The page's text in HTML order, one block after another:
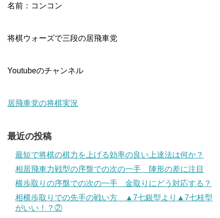
名前：コンコン
将棋ウォーズで三段の居飛車党
Youtubeのチャンネル
居飛車党の将棋実況
最近の投稿
最短で将棋の棋力を上げる効率の良い上達法は何か？
相居飛車力戦型の序盤での次の一手 陣形の差に注目
横歩取りの序盤での次の一手 金取りにどう対応する？
相横歩取りでの先手の戦い方 ▲7七銀型より▲7七桂型
がいい！？②